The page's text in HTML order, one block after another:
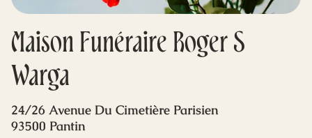
Blog
Maison Funéraire Roger S
Warga
24/26 Avenue Du Cimetière Parisien
93500 Pantin